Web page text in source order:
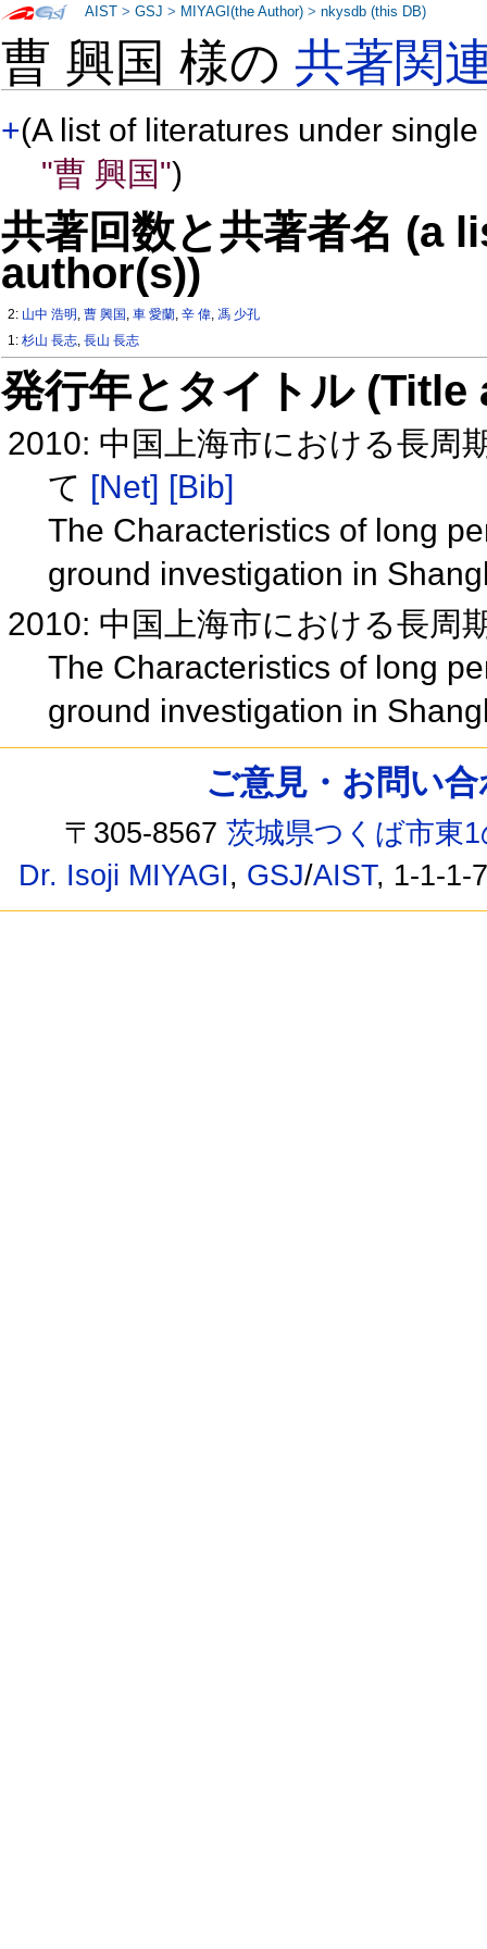
曹 興国 様の共著関
+(A list of literatures under
"曹 興国")
共著回数と共著者名 (a
author(s))
2: 山中 浩明 ,曹 興国 ,車 愛蘭,辛 偉,馮 少孔
1:杉山 長志,長山 長志
発行年とタイトル
2010: 中国上海市における長周
て [Net] [Bib]
The Characteristics of long
ground investigation in
2010: 中国上海市における長周
The Characteristics of long
ground investigation in
AIST >GSJ > MIYAGI(the Author) >nkysdb (this DB)
ご意見・お問い
〒305-8567茨城県つくば市東
Dr. Isoji MIYAGI, GSJ/AIST, 1-1-1-